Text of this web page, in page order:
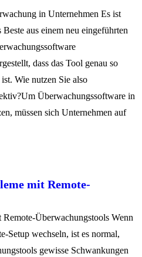
in Unternehmen Es ist
aus einem neu eingeführten
dass das Tool genau so
Wie nutzen Sie also
Überwachungssoftware in
müssen sich Unternehmen auf
mit Remote-
Überwachungstools Wenn
Setup wechseln, ist es normal,
gewisse Schwankungen